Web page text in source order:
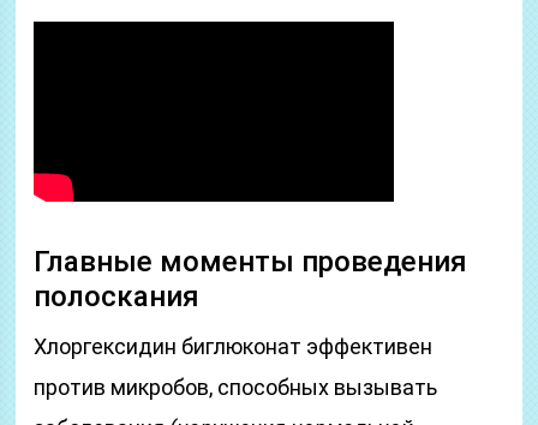
Главные моменты проведения
полоскания
Хлоргексидин биглюконат эффективен
против микробов, способных вызывать